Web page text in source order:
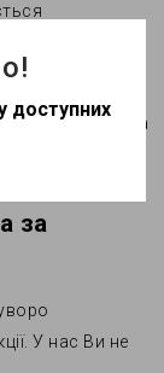
лампі.
болю.
CRI, на
за
У нас Ви не
доступних